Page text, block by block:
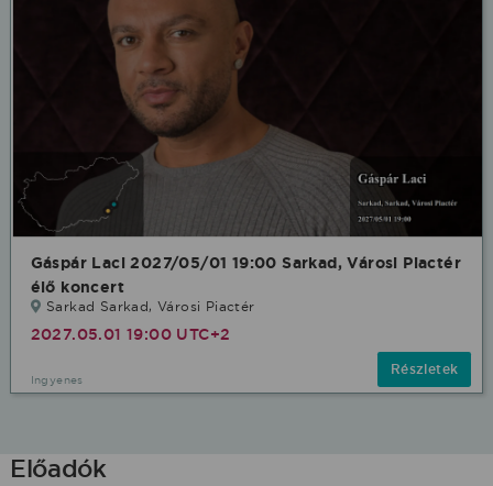
Gáspár Laci 2027/05/01 19:00 Sarkad, Városi Piactér
élő koncert
Sarkad Sarkad, Városi Piactér
2027.05.01 19:00 UTC+2
Ingyenes
Részletek
Előadók